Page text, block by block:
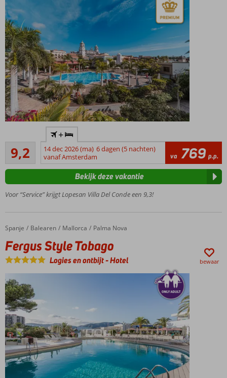
Kwaliteit,
luxe…
one of a
kind
gelegen
Luxe
Spa
Center
Ook als
Halfpension
mogelijk
Ruime
familiekamers
9,2Uitstekend
69
beoordelingen
+
14 dec 2026 (ma) 6 dagen (5 nachten)
vanaf Amsterdam
va 769 p.p.
Voor “Service” krijgt Lopesan Villa Del Conde een 9,3!
Bekijk deze vakantie
Home
Spanje Balearen Mallorca Palma Nova
Fergus Style Tobago
Fergus Style Tobago
Logies en ontbijt-Hotel bewaar